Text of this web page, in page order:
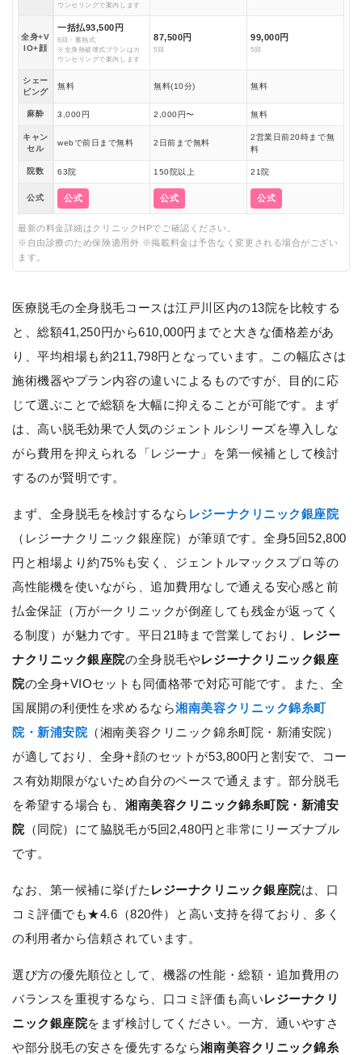
ウンセリングで案内します
全身+V
IO+顔
一括払93,500円
6回・蓄熱式
※全身熱破壊式プランはカ
ウンセリングで案内します
87,500円
5回
99,000円
5回
シェー
ビング
無料 無料(10分) 無料
麻酔 3,000円 2,000円〜 無料
キャン
セル
webで前日まで無料 2日前まで無料
2営業日前20時まで無
料
院数 63院 150院以上 21院
公式 公式 公式 公式
最新の料金詳細はクリニックHPでご確認ください。
※自由診療のため保険適用外 ※掲載料金は予告なく変更される場合がござい
ます。
医療脱毛の全身脱毛コースは江戸川区内の13院を比較する
と、総額41,250円から610,000円までと大きな価格差があ
り、平均相場も約211,798円となっています。この幅広さは
施術機器やプラン内容の違いによるものですが、目的に応
じて選ぶことで総額を大幅に抑えることが可能です。まず
は、高い脱毛効果で人気のジェントルシリーズを導入しな
がら費用を抑えられる「レジーナ」を第一候補として検討
するのが賢明です。
まず、全身脱毛を検討するなら レジーナクリニック銀座院
（レジーナクリニック銀座院）が筆頭です。全身5回52,800
円と相場より約75%も安く、ジェントルマックスプロ等の
高性能機を使いながら、追加費用なしで通える安心感と前
払金保証（万が一クリニックが倒産しても残金が返ってく
る制度）が魅力です。平日21時まで営業しており、 レジー
ナクリニック銀座院の全身脱毛やレジーナクリニック銀座
院の全身+VIOセットも同価格帯で対応可能です。また、全
国展開の利便性を求めるなら湘南美容クリニック錦糸町
院・新浦安院（湘南美容クリニック錦糸町院・新浦安院）
が適しており、全身+顔のセットが53,800円と割安で、コー
ス有効期限がないため自分のペースで通えます。部分脱毛
を希望する場合も、湘南美容クリニック錦糸町院・新浦安
院（同院）にて脇脱毛が5回2,480円と非常にリーズナブル
です。
なお、第一候補に挙げた レジーナクリニック銀座院は、口
コミ評価でも★4.6（820件）と高い支持を得ており、多く
の利用者から信頼されています。
選び方の優先順位として、機器の性能・総額・追加費用の
バランスを重視するなら、口コミ評価も高いレジーナクリ
ニック銀座院をまず検討してください。一方、通いやすさ
や部分脱毛の安さを優先するなら湘南美容クリニック錦糸